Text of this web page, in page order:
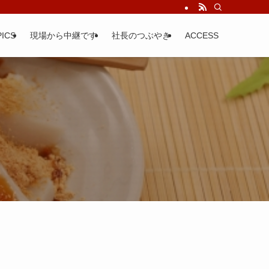
現場から中継です 社長のつぶやき ACCESS